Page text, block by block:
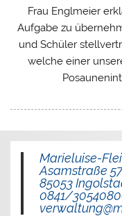
Frau Englmeier
Aufgabe zu
und Schüler
welche einer
Marieluise-
Asamstraße 57
85053
0841/